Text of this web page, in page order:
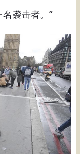
袭击者。”